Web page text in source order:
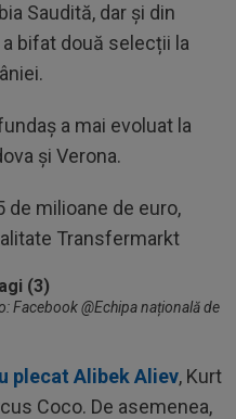
Saudită, dar și din
bifat două selecții la
a mai evoluat la
și Verona.
de milioane de euro,
Transfermarkt
Facebook @Echipa națională de
plecat Alibek Aliev, Kurt
Coco. De asemenea,